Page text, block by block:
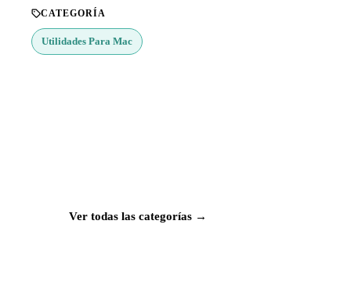
CATEGORÍA
Utilidades Para Mac
Ver todas las categorías →